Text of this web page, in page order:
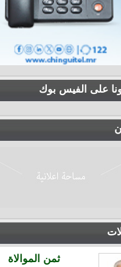
على الفيس بوك
ثمن الموالاة